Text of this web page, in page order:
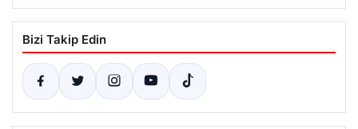
Bizi Takip Edin